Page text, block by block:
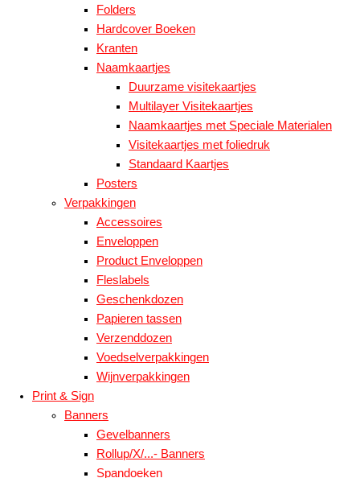
Folders
Hardcover Boeken
Kranten
Naamkaartjes
Duurzame visitekaartjes
Multilayer Visitekaartjes
Naamkaartjes met Speciale Materialen
Visitekaartjes met foliedruk
Standaard Kaartjes
Posters
Verpakkingen
Accessoires
Enveloppen
Product Enveloppen
Fleslabels
Geschenkdozen
Papieren tassen
Verzenddozen
Voedselverpakkingen
Wijnverpakkingen
Print & Sign
Banners
Gevelbanners
Rollup/X/...- Banners
Spandoeken